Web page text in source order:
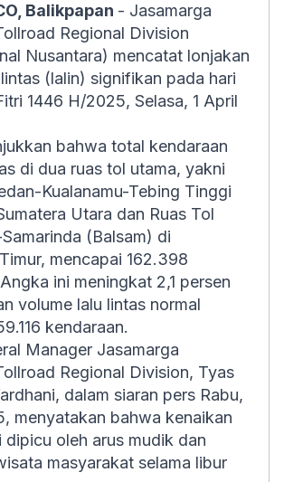
Balikpapan - Jasamarga
Regional Division
Nusantara) mencatat lonjakan
(lalin) signifikan pada hari
1446 H/2025, Selasa, 1 April
bahwa total kendaraan
di dua ruas tol utama, yakni
Kualanamu-Tebing Tinggi
Utara dan Ruas Tol
(Balsam) di
mencapai 162.398
ini meningkat 2,1 persen
volume lalu lintas normal
kendaraan.
Manager Jasamarga
Regional Division, Tyas
dalam siaran pers Rabu,
menyatakan bahwa kenaikan
dipicu oleh arus mudik dan
masyarakat selama libur